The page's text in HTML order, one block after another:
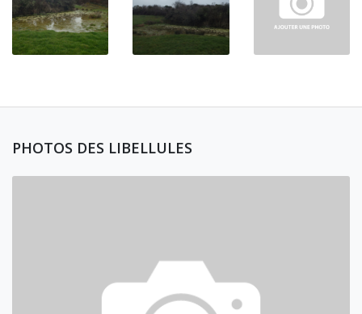
PHOTOS DES LIBELLULES